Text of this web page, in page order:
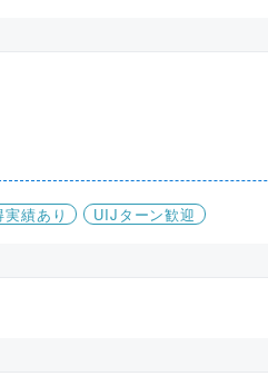
績あり UIJターン歓迎